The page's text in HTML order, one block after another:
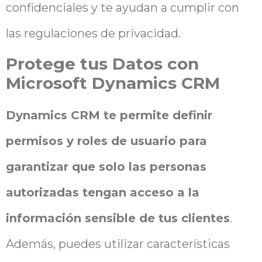
confidenciales y te ayudan a cumplir con
las regulaciones de privacidad.
Protege tus Datos con
Microsoft Dynamics CRM
Dynamics CRM te permite definir
permisos y roles de usuario para
garantizar que solo las personas
autorizadas tengan acceso a la
información sensible de tus clientes.
Además, puedes utilizar características